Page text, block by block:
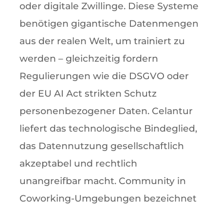
oder digitale Zwillinge. Diese Systeme
benötigen gigantische Datenmengen
aus der realen Welt, um trainiert zu
werden – gleichzeitig fordern
Regulierungen wie die DSGVO oder
der EU AI Act strikten Schutz
personenbezogener Daten. Celantur
liefert das technologische Bindeglied,
das Datennutzung gesellschaftlich
akzeptabel und rechtlich
unangreifbar macht. Community in
Coworking-Umgebungen bezeichnet